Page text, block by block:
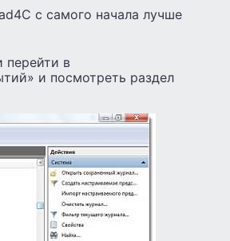
с самого начала лучше
перейти в
и посмотреть раздел